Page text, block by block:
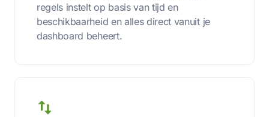
regels instelt op basis van tijd en
beschikbaarheid en alles direct vanuit je
dashboard beheert.